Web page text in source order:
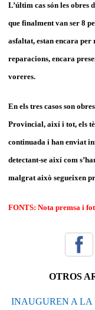
L’últim cas són les obres
que finalment van ser 8
asfaltat, estan encara per
reparacions, encara
voreres.
En els tres casos son
Provincial, així i tot, els
continuada i han enviat
detectant-se així com
malgrat això segueixen
FONTS: Nota premsa i
OTROS
INAUGUREN A LA